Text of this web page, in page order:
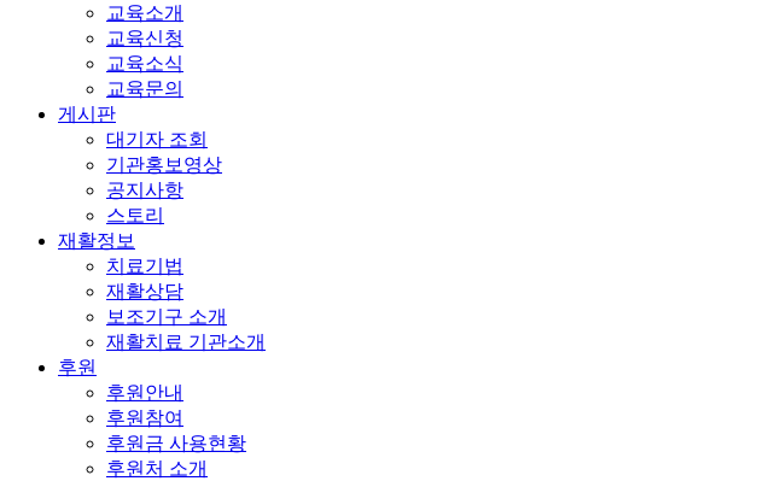
교육소개
교육신청
교육소식
교육문의
게시판
대기자 조회
기관홍보영상
공지사항
스토리
재활정보
치료기법
재활상담
보조기구 소개
재활치료 기관소개
후원
후원안내
후원참여
후원금 사용현황
후원처 소개